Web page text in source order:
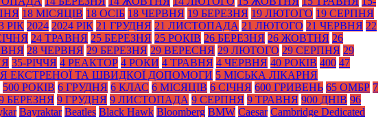
18 МІСЯЦІВ 18 ОСІБ 18 ЧЕРВНЯ 19 БЕРЕЗНЯ 19 ЛЮТОГО 19 СЕРПНЯ
РІК 2024 2024 РІК 21 ГРУДНЯ 21 ЛИСТОПАДА 21 ЛЮТОГО 21 ЧЕРВНЯ 22
24 ТРАВНЯ 25 БЕРЕЗНЯ 25 РОКІВ 26 БЕРЕЗНЯ 26 ЖОВТНЯ 26
28 ЧЕРВНЯ 29 БЕРЕЗНЯ 29 ВЕРЕСНЯ 29 ЛЮТОГО 29 СЕРПНЯ 29
35-РІЧЧЯ 4 РЕАКТОР 4 РОКИ 4 ТРАВНЯ 4 ЧЕРВНЯ 40 РОКІВ 400 47
ЕКСТРЕНОЇ ТА ШВИДКОЇ ДОПОМОГИ 5 МІСЬКА ЛІКАРНЯ
500 РОКІВ 6 ГРУДНЯ 6 КЛАС 6 МІСЯЦІВ 6 СІЧНЯ 600 ГРИВЕНЬ 65 ОМБР 7
БЕРЕЗНЯ 9 ГРУДНЯ 9 ЛИСТОПАДА 9 СЕРПНЯ 9 ТРАВНЯ 900 ДНІВ 96
Bayraktar Beatles Black Нawk Bloomberg BMW Caesar Cambridge Dedicated